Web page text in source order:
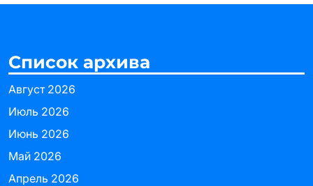
Список архива
Август 2026
Июль 2026
Июнь 2026
Май 2026
Апрель 2026